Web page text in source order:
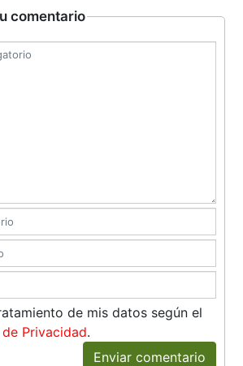
comentario
de mis datos según el
Privacidad.
Enviar comentario